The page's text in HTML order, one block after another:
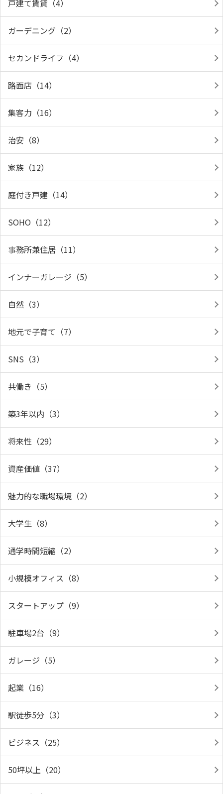
戸建て賃貸（4）
ガーデニング（2）
セカンドライフ（4）
路面店（14）
集客力（16）
治安（8）
家族（12）
庭付き戸建（14）
SOHO（12）
事務所兼住居（11）
インナーガレージ（5）
自然（3）
地元で子育て（7）
SNS（3）
共働き（5）
築3年以内（3）
将来性（29）
資産価値（37）
魅力的な職場環境（2）
大学生（8）
通学時間短縮（2）
小規模オフィス（8）
スタートアップ（9）
駐車場2台（9）
ガレージ（5）
起業（16）
駅徒歩5分（3）
ビジネス（25）
50坪以上（20）